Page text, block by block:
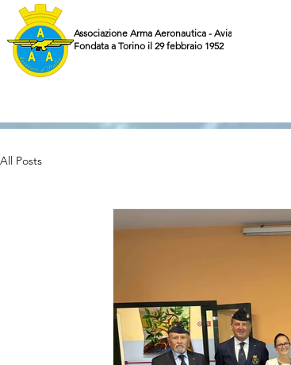
Associazione Arma Aeronautica - Aviatori d'Italia ETS
Fondata a Torino il 29 febbraio 1952
All Posts